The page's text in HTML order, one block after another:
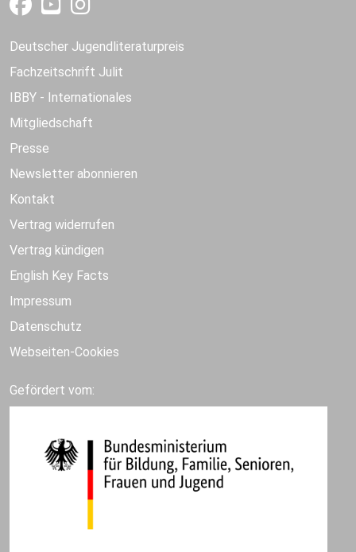
Deutscher Jugendliteraturpreis
Fachzeitschrift Julit
IBBY - Internationales
Mitgliedschaft
Presse
Newsletter abonnieren
Kontakt
Vertrag widerrufen
Vertrag kündigen
English Key Facts
Impressum
Datenschutz
Webseiten-Cookies
Gefördert vom: